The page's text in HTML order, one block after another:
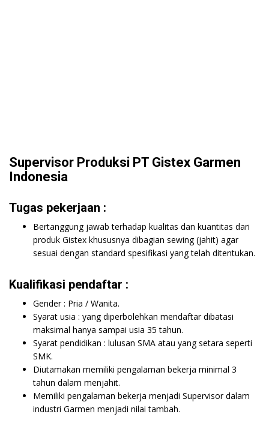
Supervisor Produksi PT Gistex Garmen
Indonesia
Tugas pekerjaan :
Bertanggung jawab terhadap kualitas dan kuantitas dari
produk Gistex khususnya dibagian sewing (jahit) agar
sesuai dengan standard spesifikasi yang telah ditentukan.
Kualifikasi pendaftar :
Gender : Pria / Wanita.
Syarat usia : yang diperbolehkan mendaftar dibatasi
maksimal hanya sampai usia 35 tahun.
Syarat pendidikan : lulusan SMA atau yang setara seperti
SMK.
Diutamakan memiliki pengalaman bekerja minimal 3
tahun dalam menjahit.
Memiliki pengalaman bekerja menjadi Supervisor dalam
industri Garmen menjadi nilai tambah.